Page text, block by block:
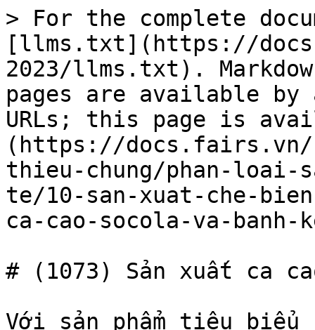
> For the complete
[llms.txt](https://
2023/llms.txt).
pages are available by
URLs; this page is
(https://docs.fairs.vn/
thieu-chung/phan-loai-
te/10-san-xuat-che-
ca-cao-socola-va-banh-
# (1073) Sản xuất ca
Với sản phẩm tiêu biểu